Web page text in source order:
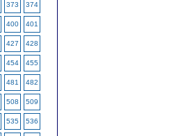
373 374
400 401
427 428
454 455
481 482
508 509
535 536